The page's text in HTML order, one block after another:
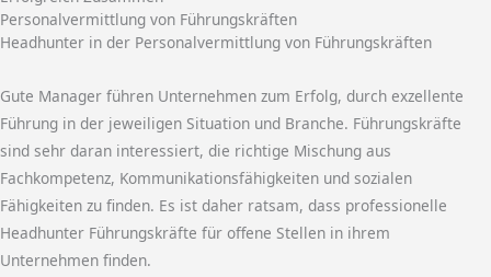
Personalvermittlung von Führungskräften
Headhunter in der Personalvermittlung von Führungskräften
Gute Manager führen Unternehmen zum Erfolg, durch exzellente
Führung in der jeweiligen Situation und Branche. Führungskräfte
sind sehr daran interessiert, die richtige Mischung aus
Fachkompetenz, Kommunikationsfähigkeiten und sozialen
Fähigkeiten zu finden. Es ist daher ratsam, dass professionelle
Headhunter Führungskräfte für offene Stellen in ihrem
Unternehmen finden.